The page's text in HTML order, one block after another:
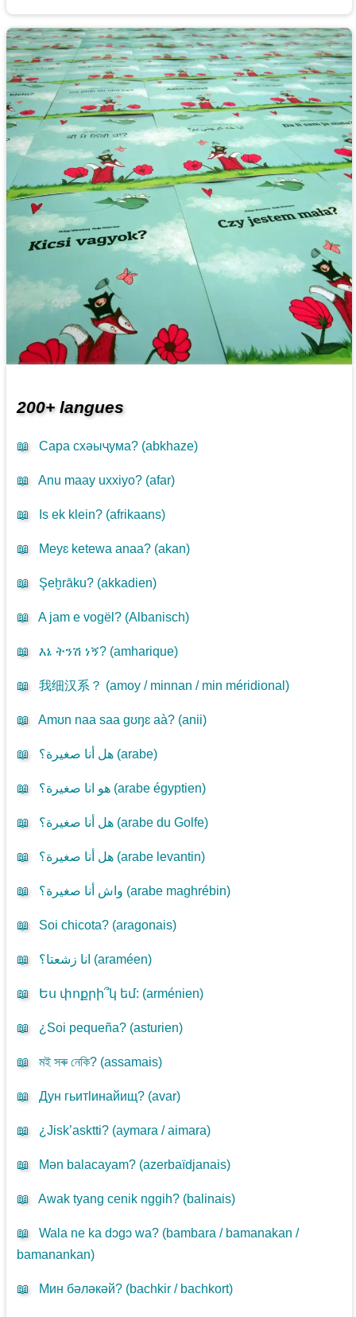
200+ langues
📖 Сара схәыҷума? (abkhaze)
📖 Anu maay uxxiyo? (afar)
📖 Is ek klein? (afrikaans)
📖 Meyɛ ketewa anaa? (akan)
📖 Şeḫrāku? (akkadien)
📖 A jam e vogël? (Albanisch)
📖 እኔ ትንሽ ነኝ? (amharique)
📖 我细汉系？ (amoy / minnan / min méridional)
📖 Amʊn naa saa gʊŋɛ aà? (anii)
📖 هل أنا صغيرة؟ (arabe)
📖 هو انا صغيرة؟ (arabe égyptien)
📖 هل أنا صغيرة؟ (arabe du Golfe)
📖 هل أنا صغيرة؟ (arabe levantin)
📖 واش أنا صغيرة؟ (arabe maghrébin)
📖 Soi chicota? (aragonais)
📖 انا زشعتا؟ (araméen)
📖 Ես փոքրի՞կ եմ: (arménien)
📖 ¿Soi pequeña? (asturien)
📖 মই সৰু নেকি? (assamais)
📖 Дун гьитlинайищ? (avar)
📖 ¿Jisk’asktti? (aymara / aimara)
📖 Mən balacayam? (azerbaïdjanais)
📖 Awak tyang cenik nggih? (balinais)
📖 Wala ne ka dɔgɔ wa? (bambara / bamanakan /
bamanankan)
📖 Мин бәләкәй? (bachkir / bachkort)